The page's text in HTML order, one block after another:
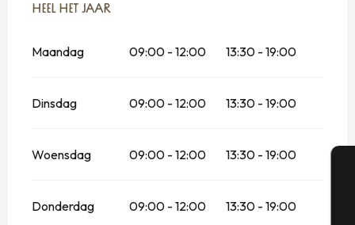
HEEL HET JAAR
HEEL HET JAAR
Maandag 09:00 - 12:00 13:30 - 19:00
Dinsdag 09:00 - 12:00 13:30 - 19:00
Woensdag 09:00 - 12:00 13:30 - 19:00
Donderdag 09:00 - 12:00 13:30 - 19:00